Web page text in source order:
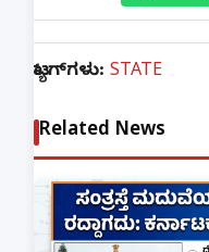
ಟ್ಯಾಗ್‌ಗಳು: STATE
Related News